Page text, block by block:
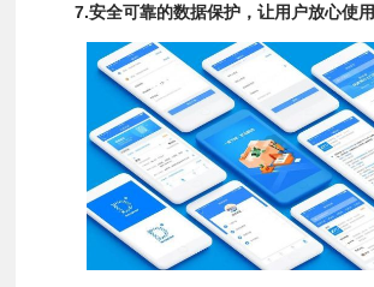
7.安全可靠的数据保护，让用户放心使用